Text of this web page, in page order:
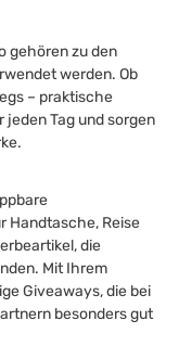
gehören zu den
werden. Ob
– praktische
Tag und sorgen
Handtasche, Reise
die
Mit Ihrem
Giveaways, die bei
besonders gut